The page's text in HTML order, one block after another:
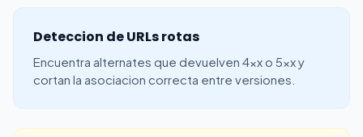
Deteccion de URLs rotas
Encuentra alternates que devuelven 4xx o 5xx y
cortan la asociacion correcta entre versiones.